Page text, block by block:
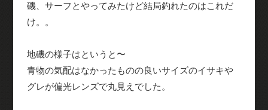
磯、サーフとやってみたけど結局釣れたのはこれだ
け。。
地磯の様子はというと〜
青物の気配はなかったものの良いサイズのイサキや
グレが偏光レンズで丸見えでした。